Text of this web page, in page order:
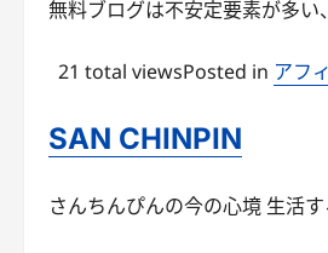
無料ブログは不安定要素が多
21 total viewsPosted in アフ
SAN CHINPIN
さんちんぴんの今の心境 生活す